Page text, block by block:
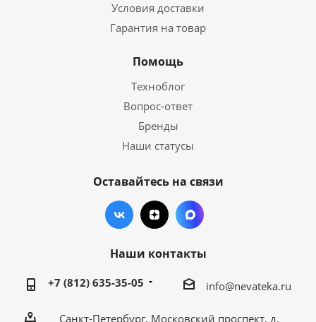
Условия доставки
Гарантия на товар
Помощь
Техноблог
Вопрос-ответ
Бренды
Наши статусы
Оставайтесь на связи
Наши контакты
+7 (812) 635-35-05 info@nevateka.ru
Санкт-Петербург, Московский проспект, д.